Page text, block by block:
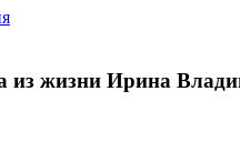
из жизни Ирина